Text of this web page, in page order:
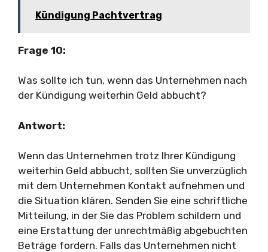
Kündigung Pachtvertrag
Frage 10:
Was sollte ich tun, wenn das Unternehmen nach
der Kündigung weiterhin Geld abbucht?
Antwort:
Wenn das Unternehmen trotz Ihrer Kündigung
weiterhin Geld abbucht, sollten Sie unverzüglich
mit dem Unternehmen Kontakt aufnehmen und
die Situation klären. Senden Sie eine schriftliche
Mitteilung, in der Sie das Problem schildern und
eine Erstattung der unrechtmäßig abgebuchten
Beträge fordern. Falls das Unternehmen nicht